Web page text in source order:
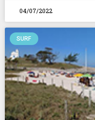
04/07/2022
SURF